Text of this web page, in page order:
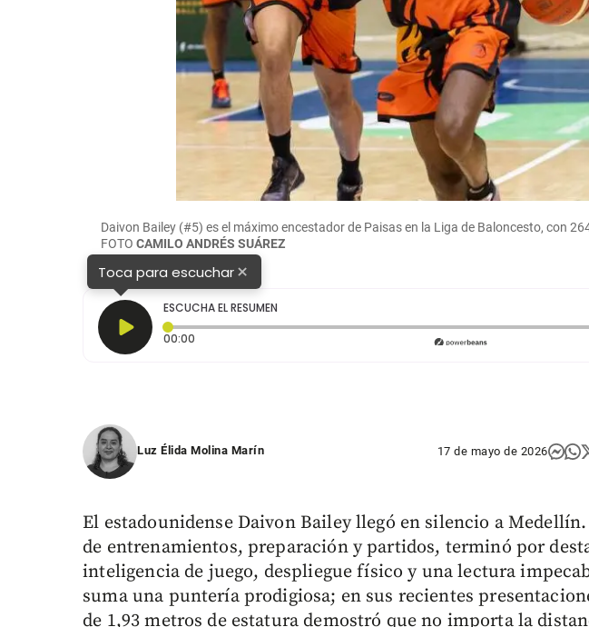
Daivon Bailey (#5) es el máximo encestador de Paisas en la Liga de Baloncesto, con
FOTO CAMILO ANDRÉS SUÁREZ
Toca para escuchar×
ESCUCHA EL RESUMEN
00:00
Luz Élida Molina Marín 17 de mayo de 2026
El estadounidense Daivon Bailey llegó en silencio a
de entrenamientos, preparación y partidos, terminó por
inteligencia de juego, despliegue físico y una lectura
suma una puntería prodigiosa; en sus recientes
de 1,93 metros de estatura demostró que no importa la